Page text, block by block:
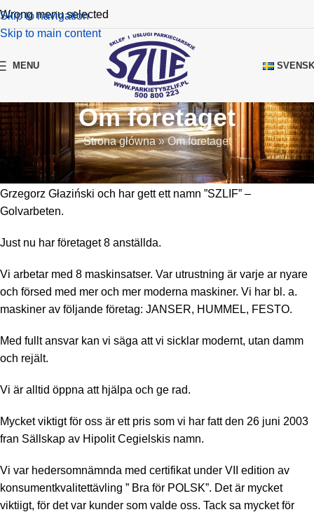
Skip to navigation
Skip to main content
Wrong menu selected
MENU
Om företaget
Strona główna»Om företaget
Var tjänsteverksamhet – golvarbeten – sikling har börjat fader –
Jerzy Glaziński i 1978. 1996 har företaget övertagits av son –
Grzegorz Głaziński och har gett ett namn ”SZLIF” –
Golvarbeten.
Just nu har företaget 8 anställda.
Vi arbetar med 8 maskinsatser. Var utrustning är varje ar nyare
och försed med mer och mer moderna maskiner. Vi har bl. a.
maskiner av följande företag: JANSER, HUMMEL, FESTO.
Med fullt ansvar kan vi säga att vi sicklar modernt, utan damm
och rejält.
Vi är alltid öppna att hjälpa och ge rad.
Mycket viktigt för oss är ett pris som vi har fatt den 26 juni 2003
fran Sällskap av Hipolit Cegielskis namn.
Vi var hedersomnämnda med certifikat under VII edition av
konsumentkvalitettävling ” Bra för POLSK”. Det är mycket
viktiigt, för det var kunder som valde oss. Tack sa mycket för